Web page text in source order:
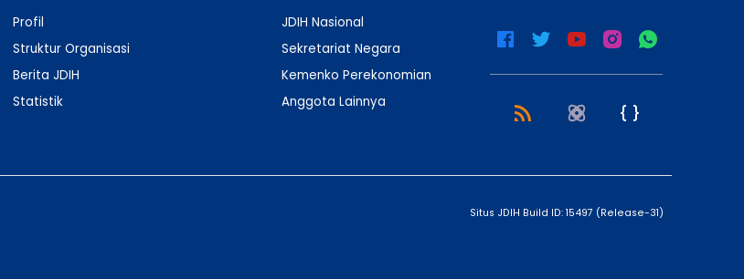
Profil
Struktur Organisasi
Berita JDIH
Statistik
JDIH Nasional
Sekretariat Negara
Kemenko Perekonomian
Anggota Lainnya
Situs JDIH Build ID: 15497 (Release-31)